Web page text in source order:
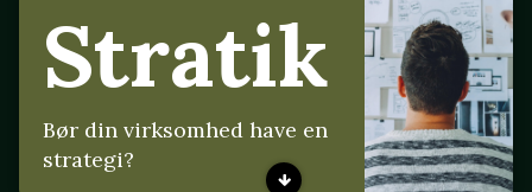
Stratik
Bør din virksomhed have en
strategi?